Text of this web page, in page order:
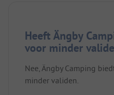
Heeft Ängby
voor minder
Nee, Ängby Camping
minder validen.